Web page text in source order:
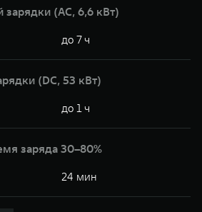
(AC, 6,6 кВт)
до 7 ч
(DC, 53 кВт)
до 1 ч
заряда 30–80%
24 мин